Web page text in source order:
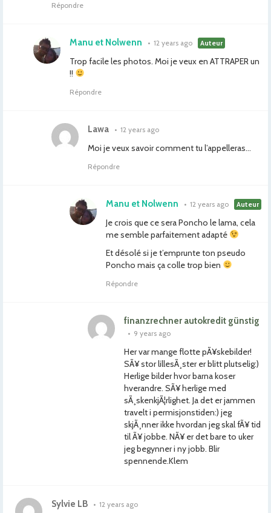
Répondre
Manu et Nolwenn • 12 years ago Auteur
Trop facile les photos. Moi je veux en ATTRAPER un
!!
Répondre
Lawa • 12 years ago
Moi je veux savoir comment tu l’appelleras…
Répondre
Manu et Nolwenn • 12 years ago Auteur
Je crois que ce sera Poncho le lama, cela
me semble parfaitement adapté
Et désolé si je t’emprunte ton pseudo
Poncho mais ça colle trop bien
Répondre
finanzrechner autokredit günstig
• 9 years ago
Her var mange flotte pÃ¥skebilder!
SÃ¥ stor lillesÃ¸ster er blitt plutselig:)
Herlige bilder hvor barna koser
hverandre. SÃ¥ herlige med
sÃ¸skenkjÃ¦rlighet. Ja det er jammen
travelt i permisjonstiden:) jeg
skjÃ¸nner ikke hvordan jeg skal fÃ¥ tid
til Ã¥ jobbe. NÃ¥ er det bare to uker
jeg begynner i ny jobb. Blir
spennende.Klem
Sylvie LB • 12 years ago